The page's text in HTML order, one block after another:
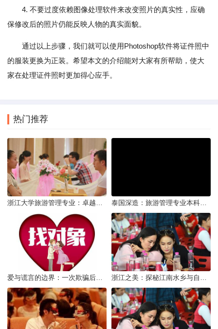
4. 不要过度依赖图像处理软件来改变照片的真实性，应确
保修改后的照片仍能反映人物的真实面貌。
通过以上步骤，我们就可以使用Photoshop软件将证件照中
的服装更换为正装。希望本文的介绍能对大家有所帮助，使大
家在处理证件照时更加得心应手。
热门推荐